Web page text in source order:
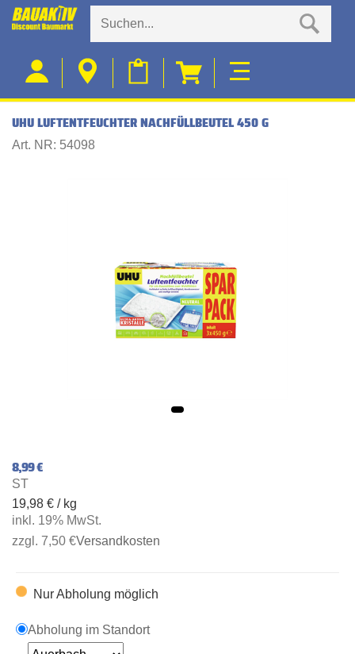
UHU LUFTENTFEUCHTER NACHFÜLLBEUTEL 450 G
Art. NR: 54098
8,99 €
ST
19,98 € / kg
inkl. 19% MwSt.
zzgl. 7,50 €Versandkosten
Nur Abholung möglich
Abholung im Standort